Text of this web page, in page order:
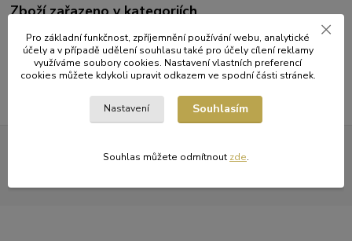
Zboží zařazeno v kategoriích
ÚKLID A HYGIENA
Kapesníčky
barevné zobrazení na vašem monitoru nemusí odpovídat
Pro základní funkčnost, zpříjemnění používání webu, analytické
účely a v případě udělení souhlasu také pro účely cílení reklamy
využíváme soubory cookies. Nastavení vlastních preferencí
cookies můžete kdykoli upravit odkazem ve spodní části stránek.
Nastavení Souhlasím
Souhlas můžete odmítnout zde.